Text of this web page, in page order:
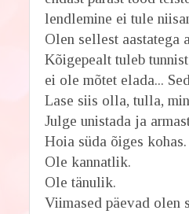
lendlemine ei tule
Olen sellest aastatega
Kõigepealt tuleb
ei ole mõtet elada...
Lase siis olla, tulla,
Julge unistada ja
Hoia süda õiges kohas.
Ole kannatlik.
Ole tänulik.
Viimased päevad olen